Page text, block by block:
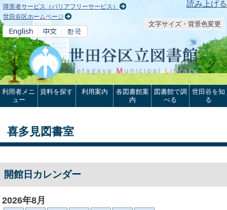
本文へ 読み上げる
障害者サービス（バリアフリーサービス）
世田谷区ホームページ
文字サイズ・背景色変更
利用者メニ
ュー
資料を探す 利用案内
各図書館案
内
図書館で調
べる
世田谷を知
る
喜多見図書室
開館日カレンダー
2026年8月